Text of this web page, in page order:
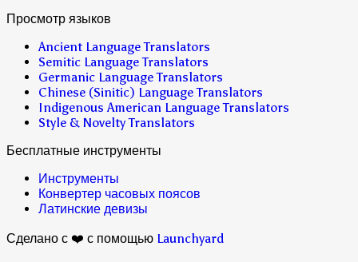
Просмотр языков
Ancient Language Translators
Semitic Language Translators
Germanic Language Translators
Chinese (Sinitic) Language Translators
Indigenous American Language Translators
Style & Novelty Translators
Бесплатные инструменты
Инструменты
Конвертер часовых поясов
Латинские девизы
Сделано с ❤️ с помощью Launchyard